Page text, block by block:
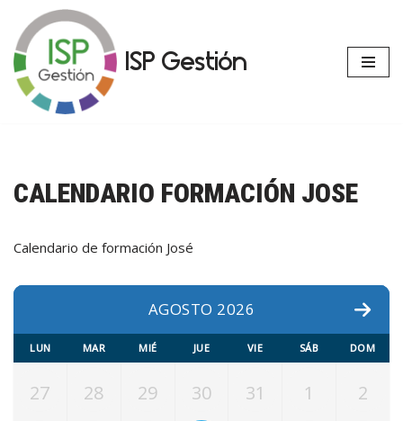
Saltar
al
contenido
ISP Gestión
CALENDARIO FORMACIÓN JOSE
Calendario de formación José
AGOSTO 2026
LUN MAR MIÉ JUE VIE SÁB DOM
27 28 29 30 31 1 2